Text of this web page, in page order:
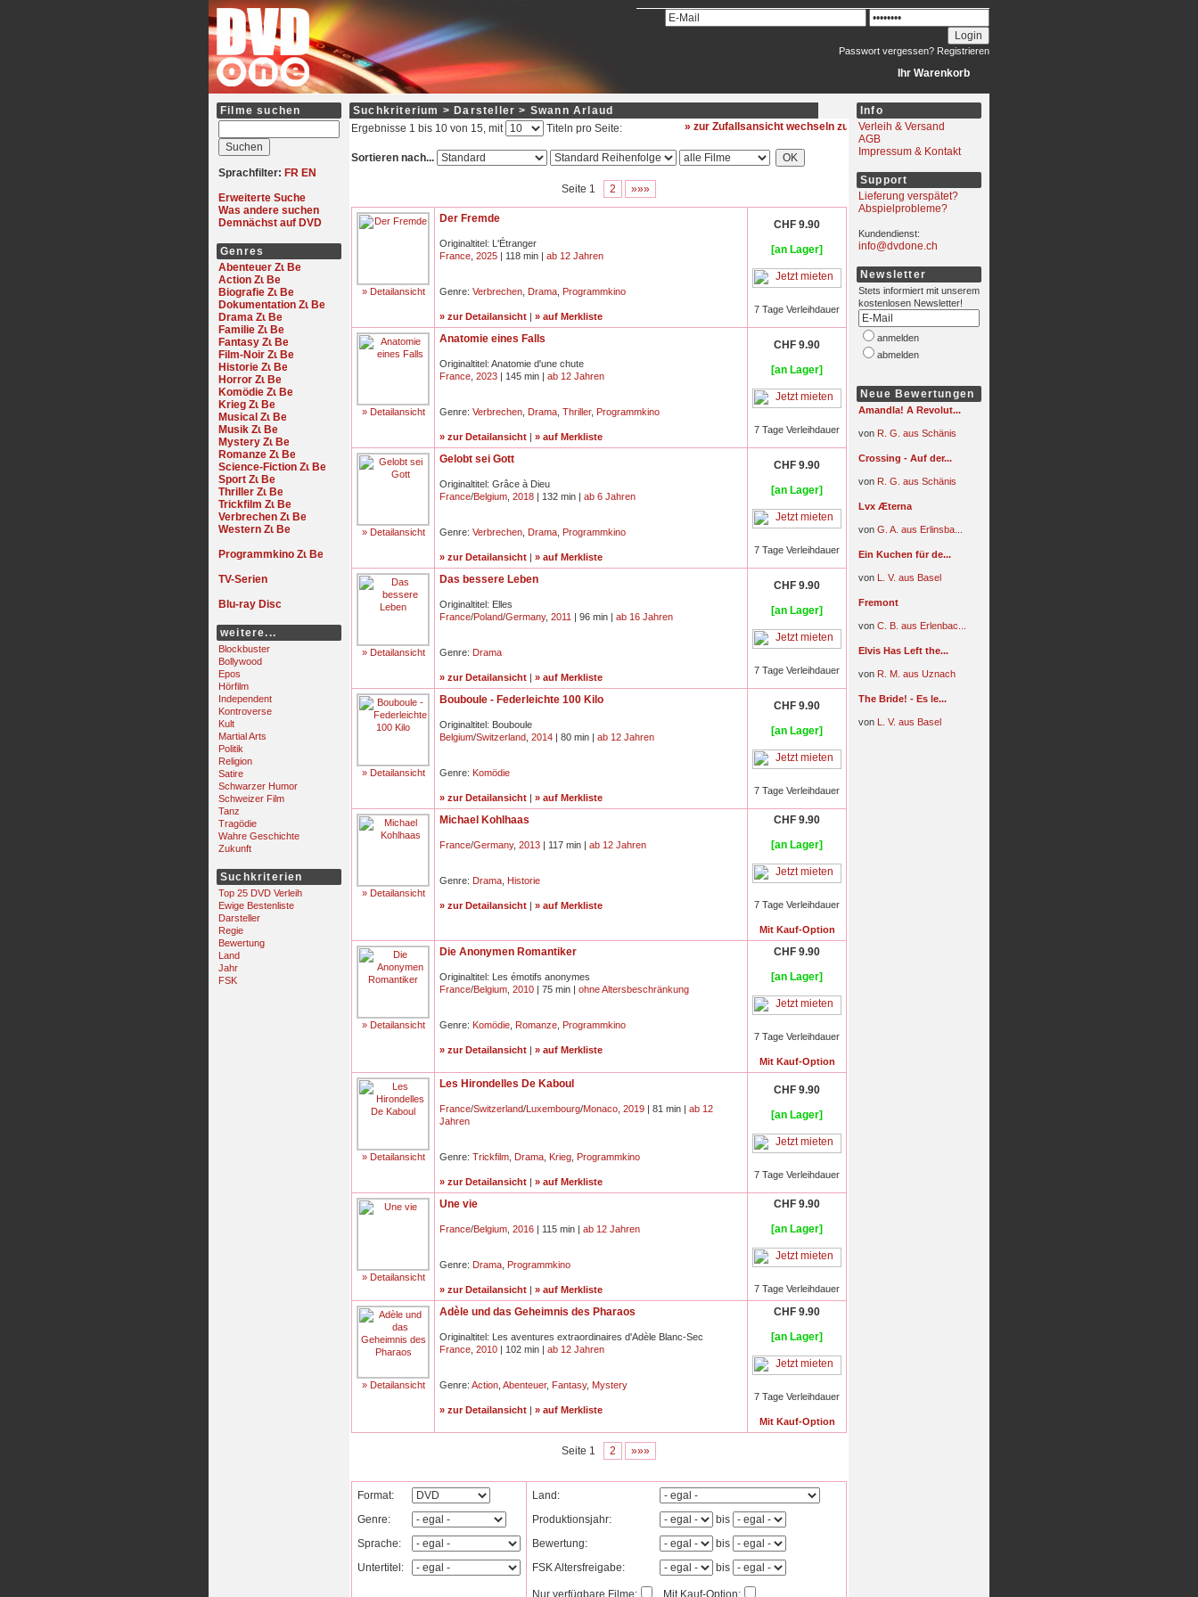
Passwort vergessen? Registrieren
Ihr Warenkorb
Filme suchen
Sprachfilter: FR EN
Erweiterte Suche
Was andere suchen
Demnächst auf DVD
Genres
Abenteuer
Action
Biografie
Dokumentation
Drama
Familie
Fantasy
Film-Noir
Historie
Horror
Komödie
Krieg
Musical
Musik
Mystery
Romanze
Science-Fiction
Sport
Thriller
Trickfilm
Verbrechen
Western
Programmkino
TV-Serien
Blu-ray Disc
weitere...
Blockbuster
Bollywood
Epos
Hörfilm
Independent
Kontroverse
Kult
Martial Arts
Politik
Religion
Satire
Schwarzer Humor
Schweizer Film
Tanz
Tragödie
Wahre Geschichte
Zukunft
Suchkriterien
Top 25 DVD Verleih
Ewige Bestenliste
Darsteller
Regie
Bewertung
Land
Jahr
FSK
Suchkriterium > Darsteller > Swann Arlaud
Ergebnisse 1 bis 10 von 15, mit
Titeln pro Seite: » zur Zufallsansicht wechseln
Sortieren nach...
Seite 1 2 »»»
» Detailansicht
Der Fremde
Originaltitel: L'Étranger
France 2025 | 118 min | ab 12 Jahren
Genre: Verbrechen Drama Programmkino
» zur Detailansicht | » auf Merkliste
CHF 9.90
[an Lager]
7 Tage Verleihdauer
» Detailansicht
Anatomie eines Falls
Originaltitel: Anatomie d'une chute
France 2023 | 145 min | ab 12 Jahren
Genre: Verbrechen Drama Thriller, Programmkino
» zur Detailansicht | » auf Merkliste
CHF 9.90
[an Lager]
7 Tage Verleihdauer
» Detailansicht
Gelobt sei Gott
Originaltitel: Grâce à Dieu
France/Belgium 2018 | 132 min | ab 6 Jahren
Genre: Verbrechen Drama Programmkino
» zur Detailansicht | » auf Merkliste
CHF 9.90
[an Lager]
7 Tage Verleihdauer
» Detailansicht
Das bessere Leben
Originaltitel: Elles
France/Poland/Germany, 2011 | 96 min | ab 16 Jahren
Genre: Drama
» zur Detailansicht | » auf Merkliste
CHF 9.90
[an Lager]
7 Tage Verleihdauer
» Detailansicht
Bouboule - Federleichte 100 Kilo
Originaltitel: Bouboule
Belgium/Switzerland 2014 | 80 min | ab 12 Jahren
Genre: Komödie
» zur Detailansicht | » auf Merkliste
CHF 9.90
[an Lager]
7 Tage Verleihdauer
» Detailansicht
Michael Kohlhaas
France/Germany, 2013 | 117 min | ab 12 Jahren
Genre: Drama Historie
» zur Detailansicht | » auf Merkliste
CHF 9.90
[an Lager]
7 Tage Verleihdauer
Mit Kauf-Option
» Detailansicht
Die Anonymen Romantiker
Originaltitel: Les émotifs anonymes
France/Belgium 2010 | 75 min | ohne Altersbeschränkung
Genre: Komödie Romanze Programmkino
» zur Detailansicht | » auf Merkliste
CHF 9.90
[an Lager]
7 Tage Verleihdauer
Mit Kauf-Option
» Detailansicht
Les Hirondelles De Kaboul
France/Switzerland/Luxembourg/Monaco 2019 | 81 min | ab 12
Jahren
Genre: Trickfilm Drama Krieg Programmkino
» zur Detailansicht | » auf Merkliste
CHF 9.90
[an Lager]
7 Tage Verleihdauer
» Detailansicht
Une vie
France/Belgium 2016 | 115 min | ab 12 Jahren
Genre: Drama Programmkino
» zur Detailansicht | » auf Merkliste
CHF 9.90
[an Lager]
7 Tage Verleihdauer
» Detailansicht
Adèle und das Geheimnis des Pharaos
Originaltitel: Les aventures extraordinaires d'Adèle Blanc-Sec
France 2010 | 102 min | ab 12 Jahren
Genre: Action Abenteuer, Fantasy, Mystery
» zur Detailansicht | » auf Merkliste
CHF 9.90
[an Lager]
7 Tage Verleihdauer
Mit Kauf-Option
Seite 1 2 »»»
Format:
Genre:
Sprache:
Untertitel:
Land:
Produktionsjahr:
bis
Bewertung:
bis
FSK Altersfreigabe:
bis
Nur verfügbare Filme: Mit Kauf-Option:
Info
Verleih & Versand
AGB
Impressum & Kontakt
Support
Lieferung verspätet?
Abspielprobleme?
Kundendienst:
info@dvdone.ch
Newsletter
Stets informiert mit unserem
kostenlosen Newsletter!
anmelden
abmelden
Neue Bewertungen
Amandla! A Revolut...
von R. G. aus Schänis
Crossing - Auf der...
von R. G. aus Schänis
Lvx Æterna
von G. A. aus Erlinsba...
Ein Kuchen für de...
von L. V. aus Basel
Fremont
von C. B. aus Erlenbac...
Elvis Has Left the...
von R. M. aus Uznach
The Bride! - Es le...
von L. V. aus Basel